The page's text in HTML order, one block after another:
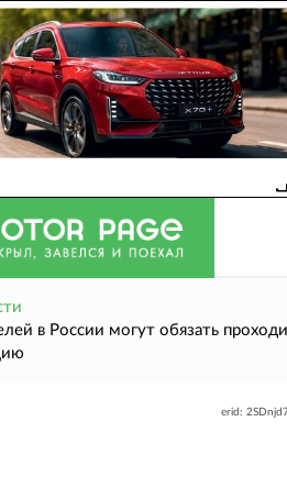
в России могут обязать
erid: